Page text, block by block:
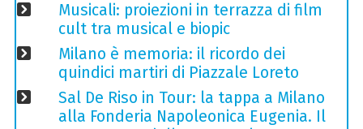
Musicali: proiezioni in terrazza di film
cult tra musical e biopic
Milano è memoria: il ricordo dei
quindici martiri di Piazzale Loreto
Sal De Riso in Tour: la tappa a Milano
alla Fonderia Napoleonica Eugenia. Il